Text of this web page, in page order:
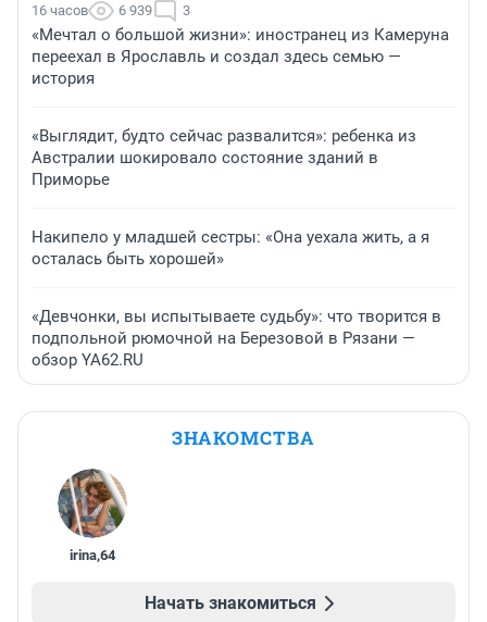
16 часов 6 939 3
«Мечтал о большой жизни»: иностранец из Камеруна
переехал в Ярославль и создал здесь семью —
история
«Выглядит, будто сейчас развалится»: ребенка из
Австралии шокировало состояние зданий в
Приморье
Накипело у младшей сестры: «Она уехала жить, а я
осталась быть хорошей»
«Девчонки, вы испытываете судьбу»: что творится в
подпольной рюмочной на Березовой в Рязани —
обзор YA62.RU
ЗНАКОМСТВА
irina,64
Начать знакомиться